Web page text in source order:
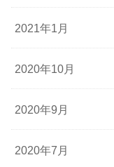
2021年1月
2020年10月
2020年9月
2020年7月